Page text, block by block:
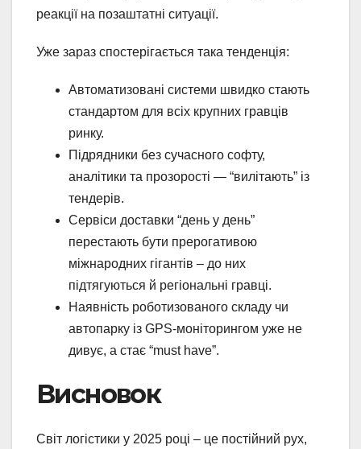
реакції на позаштатні ситуації.
Уже зараз спостерігається така тенденція:
Автоматизовані системи швидко стають
стандартом для всіх крупних гравців
ринку.
Підрядники без сучасного софту,
аналітики та прозорості — “вилітають” із
тендерів.
Сервіси доставки “день у день”
перестають бути прерогативою
міжнародних гігантів – до них
підтягуються й регіональні гравці.
Наявність роботизованого складу чи
автопарку із GPS-моніторингом уже не
дивує, а стає “must have”.
Висновок
Світ логістики у 2025 році – це постійний рух,